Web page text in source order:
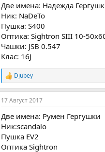
i
o
n
s
:
Две имена: Надежда
Ник: NaDeTo
Пушка: S400
Оптика: Sightron SIII 10-
Чашки: JSB 0.547
Клас: 16J
R
e
a
c
i
o
n
s
:
Djubey
17 Август 2017
Две имена: Румен Гергушки
Ник:scandalo
Пушка EV2
Оптика Sightron